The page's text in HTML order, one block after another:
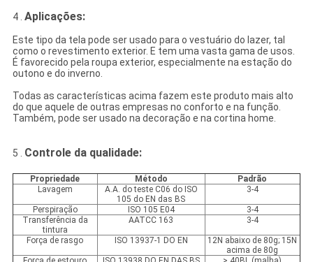
4 . Aplicações:
Este tipo da tela pode ser usado para o vestuário do lazer, tal
como o revestimento exterior. E tem uma vasta gama de usos.
É favorecido pela roupa exterior, especialmente na estação do
outono e do inverno.
Todas as características acima fazem este produto mais alto
do que aquele de outras empresas no conforto e na função.
Também, pode ser usado na decoração e na cortina home.
5 . Controle da qualidade:
Propriedade Método
Padrão
Lavagem
A.A. do teste C06 do ISO
105 do EN das BS
3-4
Perspiração ISO 105 E04
3-4
Transferência da
tintura
AATCC 163 3-4
Força de rasgo ISO 13937-1 DO EN
12N abaixo de 80g; 15N
acima de 80g